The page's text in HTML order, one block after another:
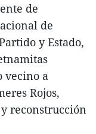
de
de
y Estado,
vecino a
Rojos,
reconstrucción